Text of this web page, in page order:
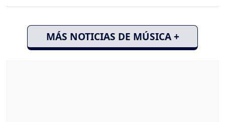
MÁS NOTICIAS DE MÚSICA +